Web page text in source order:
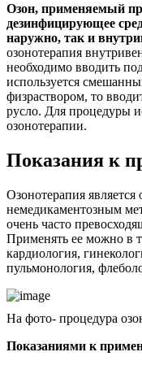
Озон, применяемый
дезинфицирующее
наружно, так и
озонотерапия
необходимо вводить
используется
физраствором, то
русло. Для процедуры
озонотерапии.
Показания к
Озонотерапия
немедикаментозным
очень часто
Применять ее можно в
кардиология,
пульмонология,
На фото- процедура
Показаниями к